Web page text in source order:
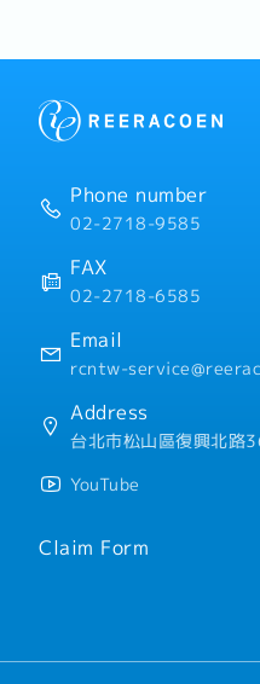
Phone number
02-2718-9585
FAX
02-2718-6585
Email
rcntw-
Address
台北市松山區復興北路
YouTube
Claim Form